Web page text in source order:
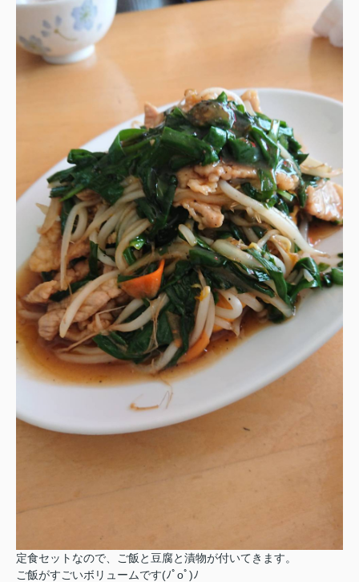
定食セットなので、ご飯と豆腐と漬物が付いてきます。
ご飯がすごいボリュームです(ﾉﾟοﾟ)ﾉ